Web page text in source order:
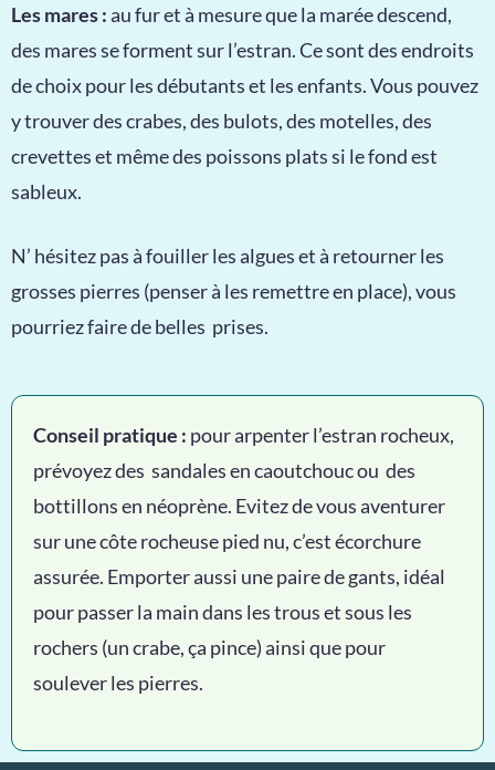
Les mares :au fur et à mesure que la marée descend,
des mares se forment sur l’estran. Ce sont des endroits
de choix pour les débutants et les enfants. Vous pouvez
y trouver des crabes, des bulots, des motelles, des
crevettes et même des poissons plats si le fond est
sableux.
N’ hésitez pas à fouiller les algues et à retourner les
grosses pierres (penser à les remettre en place), vous
pourriez faire de belles prises.
Conseil pratique : pour arpenter l’estran rocheux,
prévoyez des sandales en caoutchouc ou des
bottillons en néoprène. Evitez de vous aventurer
sur une côte rocheuse pied nu, c’est écorchure
assurée. Emporter aussi une paire de gants, idéal
pour passer la main dans les trous et sous les
rochers (un crabe, ça pince) ainsi que pour
soulever les pierres.